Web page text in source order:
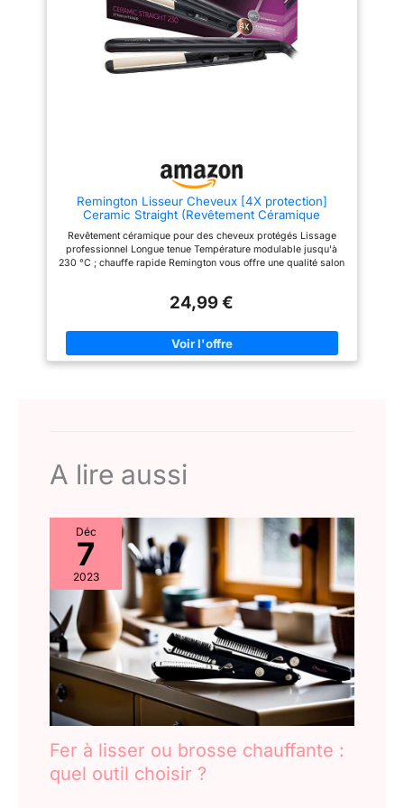
solvants agressifs ou abrasifs
Dimensions de la plaque : 11 x 3
cm
cheveux et obtenir des résultats
lisses longue tenue.
ACCESSOIRES INCLUS - Un
tapis thermorésistant inclus
pour un lissage et un rangement
utilisation. CONSEILS DE SOIN
délicats, décolorés ou colorés,
utilisez une chaleur faible pour
cheveux épais ou texturés
peuvent supporter plus de
chaleur. Utilisez toujours un
Remington Lisseur Cheveux [4X protection]
Ceramic Straight (Revêtement Céramique
homogène & Brillance) Fer à Lisser S3500
Revêtement céramique pour des cheveux protégés Lissage
professionnel Longue tenue Température modulable jusqu'à
230 °C ; chauffe rapide Remington vous offre une qualité salon
24,99 €
A lire aussi
Déc
7
2023
Fer à lisser ou brosse chauffante :
quel outil choisir ?